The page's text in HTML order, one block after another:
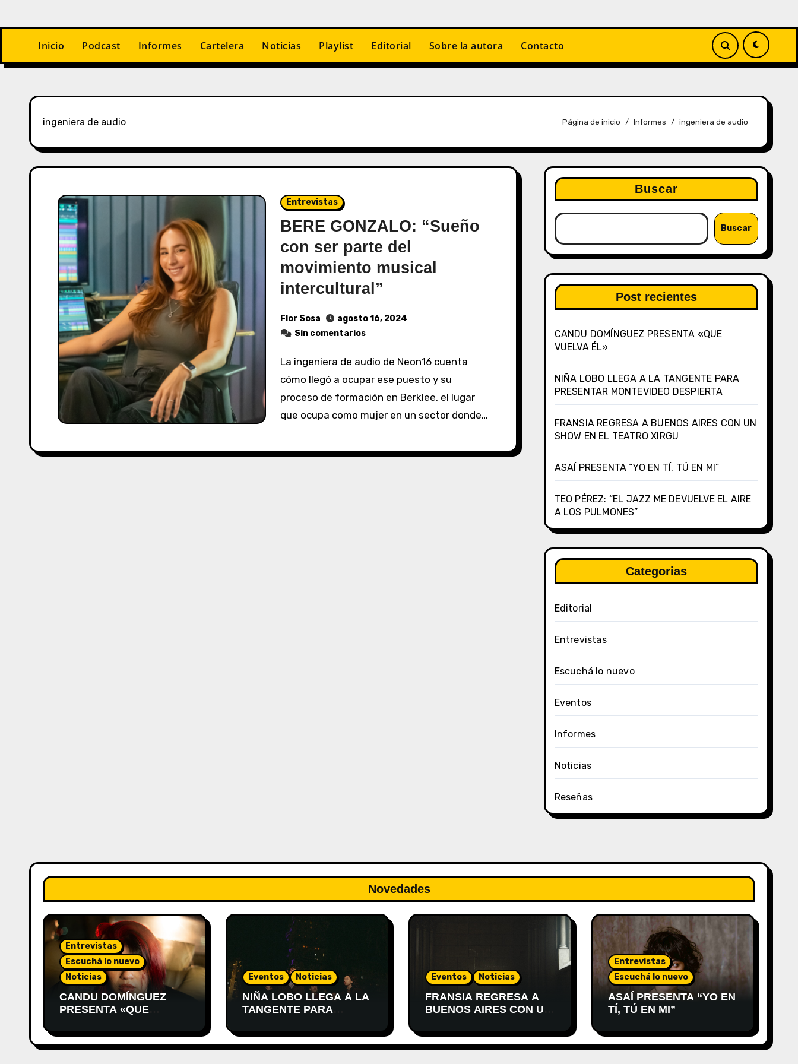
Inicio Podcast Informes Cartelera Noticias Playlist Editorial Sobre la autora Contacto
ingeniera de audio Página de inicio Informes ingeniera de audio
Entrevistas
BERE GONZALO: “Sueño
con ser parte del
movimiento musical
intercultural”
Flor Sosa
agosto 16, 2024
Sin comentarios
La ingeniera de audio de Neon16 cuenta
cómo llegó a ocupar ese puesto y su
proceso de formación en Berklee, el lugar
que ocupa como mujer en un sector donde…
Buscar
Buscar
Post recientes
CANDU DOMÍNGUEZ PRESENTA «QUE
VUELVA ÉL»
NIÑA LOBO LLEGA A LA TANGENTE PARA
PRESENTAR MONTEVIDEO DESPIERTA
FRANSIA REGRESA A BUENOS AIRES CON UN
SHOW EN EL TEATRO XIRGU
ASAÍ PRESENTA “YO EN TÍ, TÚ EN MI”
TEO PÉREZ: “EL JAZZ ME DEVUELVE EL AIRE
A LOS PULMONES”
Categorias
Editorial
Entrevistas
Escuchá lo nuevo
Eventos
Informes
Noticias
Reseñas
Novedades
Entrevistas
Escuchá lo nuevo
Noticias
CANDU DOMÍNGUEZ
PRESENTA «QUE
Eventos Noticias
NIÑA LOBO LLEGA A LA
TANGENTE PARA
MONTEVIDEO
DESPIERTA
Eventos Noticias
FRANSIA REGRESA A
BUENOS AIRES CON UN
XIRGU
Entrevistas
Escuchá lo nuevo
ASAÍ PRESENTA “YO EN
TÍ, TÚ EN MI”